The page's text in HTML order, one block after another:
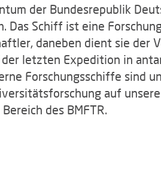
der Bundesrepublik
Das Schiff ist eine
daneben dient sie der
letzten Expedition in
Forschungsschiffe sind
auf
des BMFTR.